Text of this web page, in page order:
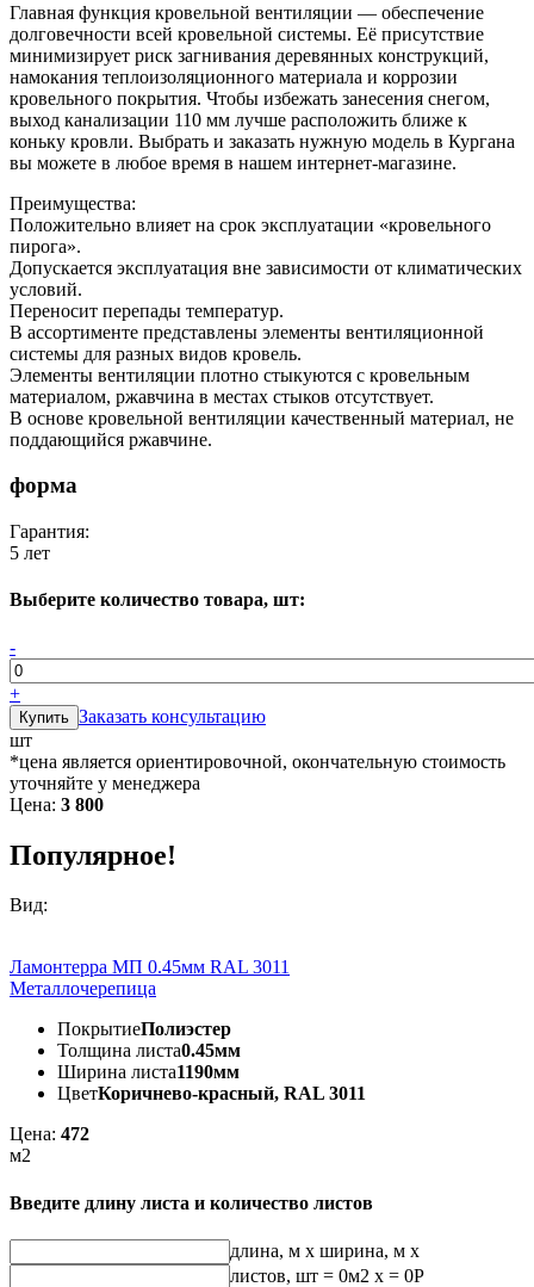
Главная функция кровельной вентиляции — обеспечение
долговечности всей кровельной системы. Её присутствие
минимизирует риск загнивания деревянных конструкций,
намокания теплоизоляционного материала и коррозии
кровельного покрытия. Чтобы избежать занесения снегом,
выход канализации 110 мм лучше расположить ближе к
коньку кровли. Выбрать и заказать нужную модель в Кургана
вы можете в любое время в нашем интернет-магазине.
Преимущества:
Положительно влияет на срок эксплуатации «кровельного
пирога».
Допускается эксплуатация вне зависимости от климатических
условий.
Переносит перепады температур.
В ассортименте представлены элементы вентиляционной
системы для разных видов кровель.
Элементы вентиляции плотно стыкуются с кровельным
материалом, ржавчина в местах стыков отсутствует.
В основе кровельной вентиляции качественный материал, не
поддающийся ржавчине.
форма
Гарантия:
5 лет
Выберите количество товара, шт:
-
+
Заказать консультацию
шт
*цена является ориентировочной, окончательную стоимость
уточняйте у менеджера
Цена: 3 800
Популярное!
Вид:
Ламонтерра МП 0.45мм RAL 3011
Металлочерепица
ПокрытиеПолиэстер
Толщина листа0.45мм
Ширина листа1190мм
ЦветКоричнево-красный, RAL 3011
Цена: 472
м2
Введите длину листа и количество листов
длина, м x ширина, м x
листов, шт = 0м2 x = 0Р